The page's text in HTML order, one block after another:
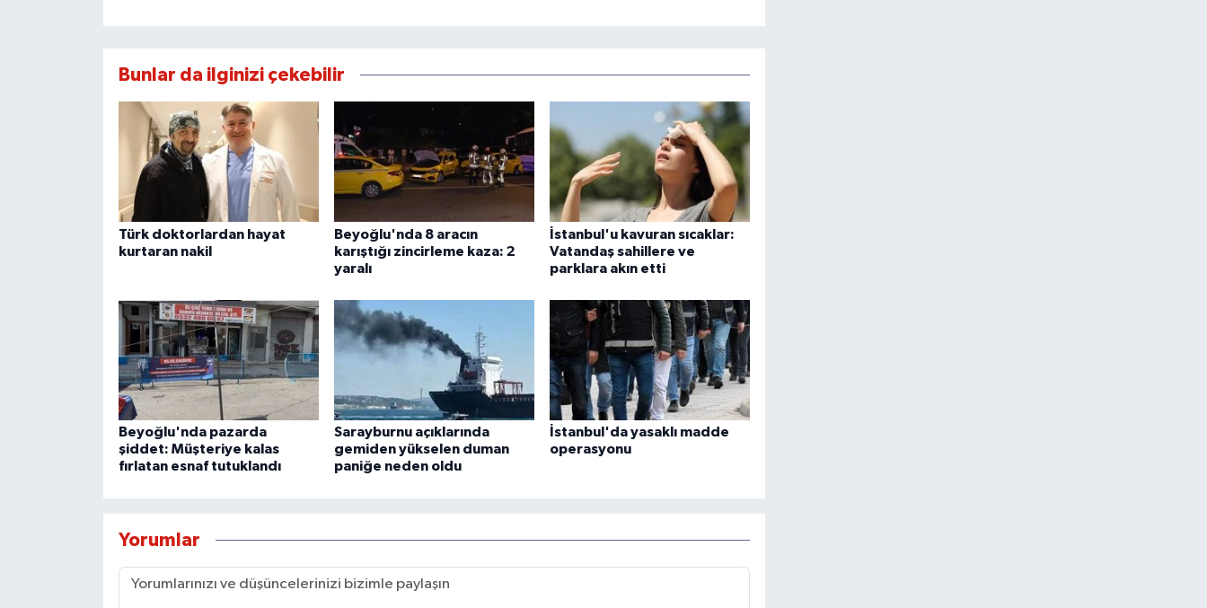
Bunlar da ilginizi çekebilir
Türk doktorlardan hayat
kurtaran nakil
Beyoğlu'nda 8 aracın
karıştığı zincirleme kaza: 2
yaralı
İstanbul'u kavuran sıcaklar:
Vatandaş sahillere ve
parklara akın etti
Beyoğlu'nda pazarda
şiddet: Müşteriye kalas
fırlatan esnaf tutuklandı
Sarayburnu açıklarında
gemiden yükselen duman
paniğe neden oldu
İstanbul'da yasaklı madde
operasyonu
Yorumlar